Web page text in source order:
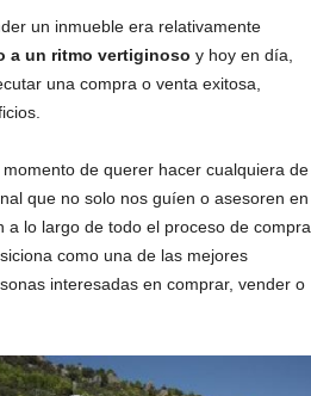
un inmueble era relativamente
a un ritmo vertiginoso y hoy en día,
una compra o venta exitosa,
de querer hacer cualquiera de
que no solo nos guíen o asesoren en
lo largo de todo el proceso de compra
como una de las mejores
interesadas en comprar, vender o